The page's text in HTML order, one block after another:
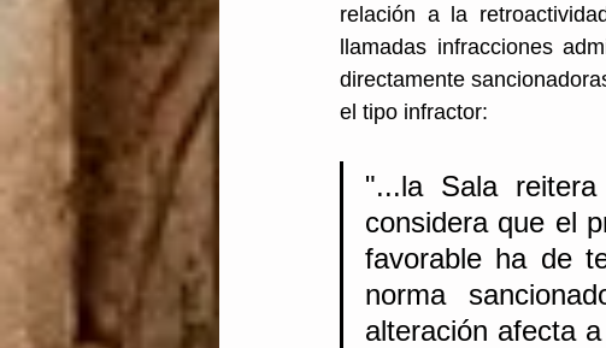
relación a la
llamadas infracciones
directamente
el tipo infractor:
"...la Sala
considera que el
favorable ha de
norma
alteración afecta